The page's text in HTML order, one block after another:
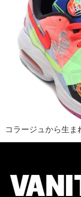
コラージュから生ま